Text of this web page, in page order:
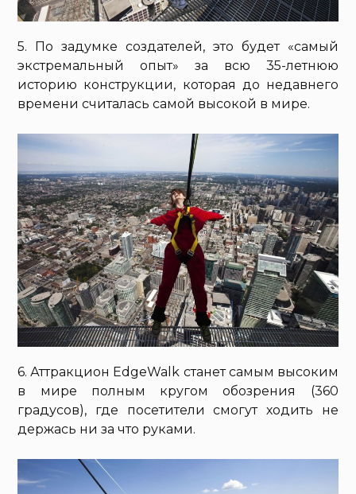
5. По задумке создателей, это будет «самый
экстремальный опыт» за всю 35-летнюю
историю конструкции, которая до недавнего
времени считалась самой высокой в мире.
6. Аттракцион EdgeWalk станет самым высоким
в мире полным кругом обозрения (360
градусов), где посетители смогут ходить не
держась ни за что руками.